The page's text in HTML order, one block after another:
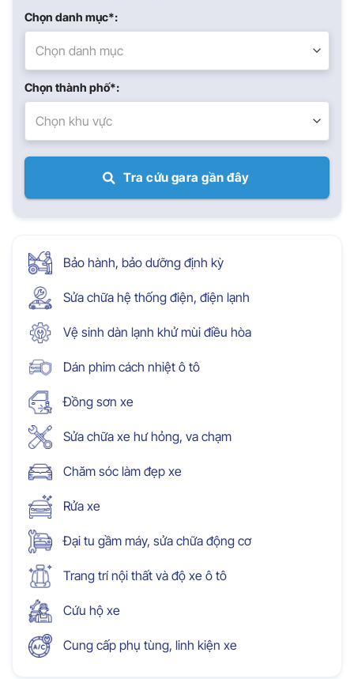
Chọn danh mục*:
Chọn danh mục
Chọn thành phố*:
Chọn khu vực
Tra cứu gara gần đây
Bảo hành, bảo dưỡng định kỳ
Sửa chữa hệ thống điện, điện lạnh
Vệ sinh dàn lạnh khử mùi điều hòa
Dán phim cách nhiệt ô tô
Đồng sơn xe
Sửa chữa xe hư hỏng, va chạm
Chăm sóc làm đẹp xe
Rửa xe
Đại tu gầm máy, sửa chữa động cơ
Trang trí nội thất và độ xe ô tô
Cứu hộ xe
Cung cấp phụ tùng, linh kiện xe